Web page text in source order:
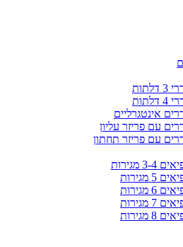
אינטגרליים
עם פריזר עליון
עם פריזר תחתון
4 מגירות
5 מגירות
6 מגירות
7 מגירות
8 מגירות